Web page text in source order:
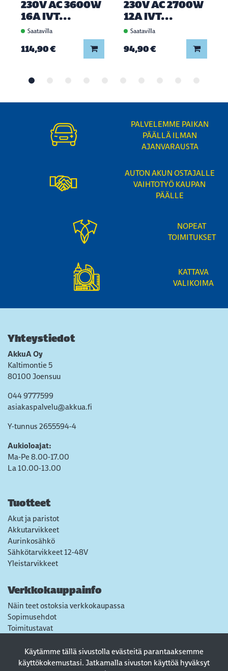
Käytämme tällä sivustolla evästeitä parantaaksemme
käyttökokemustasi. Jatkamalla sivuston käyttöä hyväksyt
230V AC 3600W
16A IVT...
Saatavilla
114,90 € Lisää koriin
230V AC 2700W
12A IVT...
Saatavilla
94,90 € Lisää
PALVELEMME PAIKAN
PÄÄLLÄ ILMAN
AJANVARAUSTA
AUTON AKUN OSTAJALLE
VAIHTOTYÖ KAUPAN
PÄÄLLE
NOPEAT
TOIMITUKSET
KATTAVA
VALIKOIMA
Yhteystiedot
AkkuA Oy
Kaltimontie 5
80100 Joensuu
044 9777599
asiakaspalvelu@akkua.fi
Y-tunnus 2655594-4
Aukioloajat:
Ma-Pe 8.00-17.00
La 10.00-13.00
Tuotteet
Akut ja paristot
Akkutarvikkeet
Aurinkosähkö
Sähkötarvikkeet 12-48V
Yleistarvikkeet
Verkkokauppainfo
Näin teet ostoksia verkkokaupassa
Sopimusehdot
Toimitustavat
Tietosuojaseloste
Usein kysytyt kysymykset